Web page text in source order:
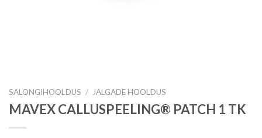
SALONGIHOOLDUS / JALGADE HOOLDUS
MAVEX CALLUSPEELING® PATCH 1 TK